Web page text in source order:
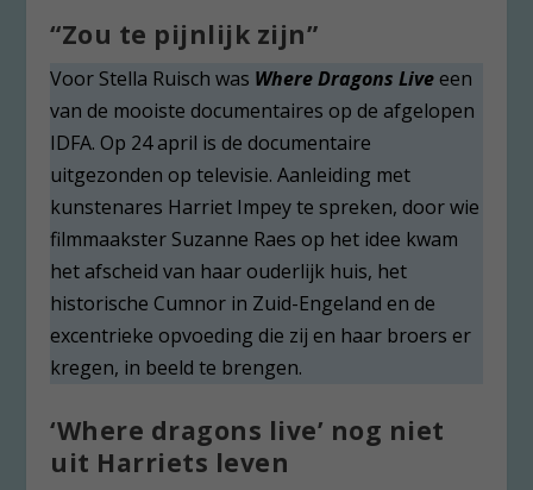
“Zou te pijnlijk zijn”
Voor Stella Ruisch was Where Dragons Liveeen
van de mooiste documentaires op de afgelopen
IDFA. Op 24 april is de documentaire
uitgezonden op televisie. Aanleiding met
kunstenares Harriet Impey te spreken, door wie
filmmaakster Suzanne Raes op het idee kwam
het afscheid van haar ouderlijk huis, het
historische Cumnor in Zuid-Engeland en de
excentrieke opvoeding die zij en haar broers er
kregen, in beeld te brengen.
‘Where dragons live’ nog niet
uit Harriets leven